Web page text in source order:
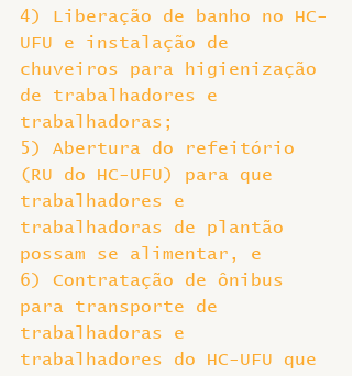
4) Liberação de banho no HC-
UFU e instalação de
chuveiros para higienização
de trabalhadores e
trabalhadoras;
5) Abertura do refeitório
(RU do HC-UFU) para que
trabalhadores e
trabalhadoras de plantão
possam se alimentar, e
6) Contratação de ônibus
para transporte de
trabalhadoras e
trabalhadores do HC-UFU que